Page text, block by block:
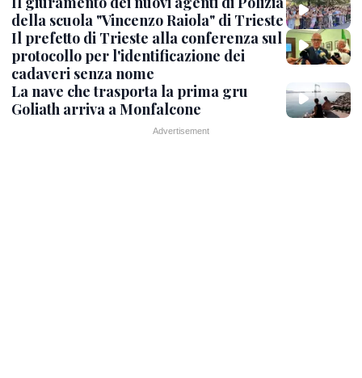
della scuola "Vincenzo Raiola" di Trieste
Il prefetto di Trieste alla conferenza sul
protocollo per l'identificazione dei
cadaveri senza nome
La nave che trasporta la prima gru
Goliath arriva a Monfalcone